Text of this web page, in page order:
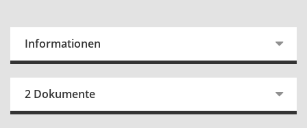
Informationen
2 Dokumente